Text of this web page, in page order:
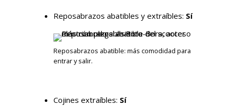
Reposabrazos abatibles y extraíbles: Sí
Reposabrazos abatible: más comodidad para
entrar y salir.
Cojines extraíbles: Sí